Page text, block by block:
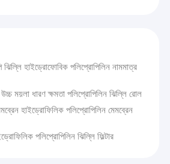
ঝিল্লি হাইড্রোফোবিক পলিপ্রোপিলিন নামমাত্র
ময়লা ধারণ ক্ষমতা পলিপ্রোপিলিন ঝিল্লি রোল
হাইড্রোফিলিক পলিপ্রোপিলিন মেমব্রেন
পলিপ্রোপিলিন ঝিল্লি ফিল্টার
XINNA Medical Device Technology
এবং বিক্রয় সমন্বিত একটি উচ্চ-প্রযুক্তি সম্পন্ন
নির্বীজন এবং বিশুদ্ধকরণের প্রক্রিয়ায় বিস্তৃত পরিসরের